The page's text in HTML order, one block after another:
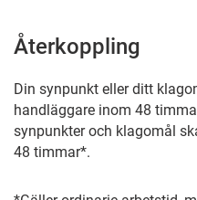
Återkoppling
Din synpunkt eller ditt
handläggare inom 48
synpunkter och klagomål
48 timmar*.